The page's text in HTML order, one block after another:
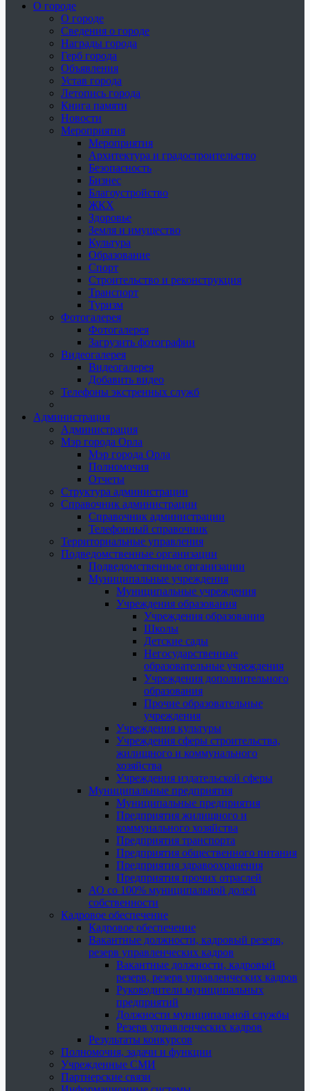
О городе
О городе
Сведения о городе
Награды города
Герб города
Объявления
Устав города
Летопись города
Книга памяти
Новости
Мероприятия
Мероприятия
Архитектура и градостроительство
Безопасность
Бизнес
Благоустройство
ЖКХ
Здоровье
Земля и имущество
Культура
Образование
Спорт
Строительство и реконструкция
Транспорт
Туризм
Фотогалерея
Фотогалерея
Загрузить фотографии
Видеогалерея
Видеогалерея
Добавить видео
Телефоны экстренных служб
Администрация
Администрация
Мэр города Орла
Мэр города Орла
Полномочия
Отчеты
Структура администрации
Справочник администрации
Справочник администрации
Телефонный справочник
Территориальные управления
Подведомственные организации
Подведомственные организации
Муниципальные учреждения
Муниципальные учреждения
Учреждения образования
Учреждения образования
Школы
Детские сады
Негосударственные
образовательные учреждения
Учреждения дополнительного
образования
Прочие образовательные
учреждения
Учреждения культуры
Учреждения сферы строительства,
жилищного и коммунального
хозяйства
Учреждения издательской сферы
Муниципальные предприятия
Муниципальные предприятия
Предприятия жилищного и
коммунального хозяйства
Предприятия транспорта
Предприятия общественного питания
Предприятия здравоохранения
Предприятия прочих отраслей
АО со 100% муниципальной долей
собственности
Кадровое обеспечение
Кадровое обеспечение
Вакантные должности, кадровый резерв,
резерв управленческих кадров
Вакантные должности, кадровый
резерв, резерв управленческих кадров
Руководители муниципальных
предприятий
Должности муниципальной службы
Резерв управленческих кадров
Результаты конкурсов
Полномочия, задачи и функции
Учрежденные СМИ
Партнерские связи